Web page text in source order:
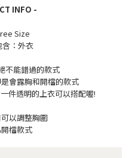
INFO -
Size
：外衣
不能錯過的款式
會露胸和開檔的款式
件透明的上衣可以搭配喔!
以調整胸圍
開檔款式